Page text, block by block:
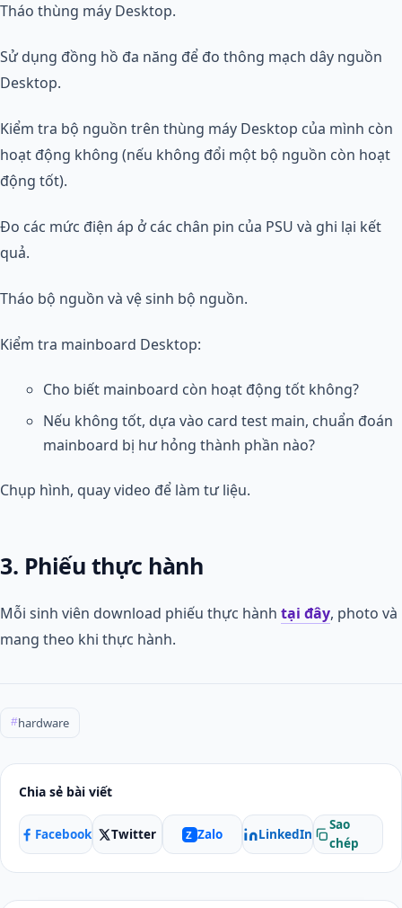
Tháo thùng máy Desktop.
Sử dụng đồng hồ đa năng để đo thông mạch dây nguồn
Desktop.
Kiểm tra bộ nguồn trên thùng máy Desktop của mình còn
hoạt động không (nếu không đổi một bộ nguồn còn hoạt
động tốt).
Đo các mức điện áp ở các chân pin của PSU và ghi lại kết
quả.
Tháo bộ nguồn và vệ sinh bộ nguồn.
Kiểm tra mainboard Desktop:
Cho biết mainboard còn hoạt động tốt không?
Nếu không tốt, dựa vào card test main, chuẩn đoán
mainboard bị hư hỏng thành phần nào?
Chụp hình, quay video để làm tư liệu.
3. Phiếu thực hành
Mỗi sinh viên download phiếu thực hành tại đây, photo và
mang theo khi thực hành.
#hardware
Chia sẻ bài viết
Facebook Twitter Z Zalo LinkedIn
Sao
chép